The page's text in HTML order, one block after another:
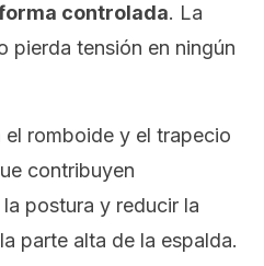
controlada. La
pierda tensión en ningún
romboide y el trapecio
contribuyen
postura y reducir la
parte alta de la espalda.